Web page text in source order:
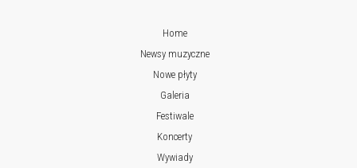
Home
Newsy muzyczne
Nowe płyty
Galeria
Festiwale
Koncerty
Wywiady